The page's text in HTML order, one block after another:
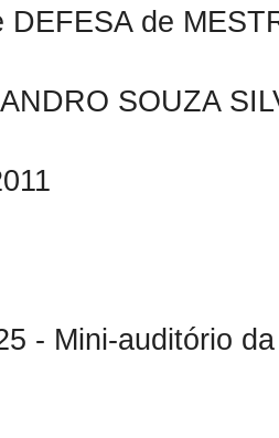
DEFESA de
SOUZA
- Mini-auditório